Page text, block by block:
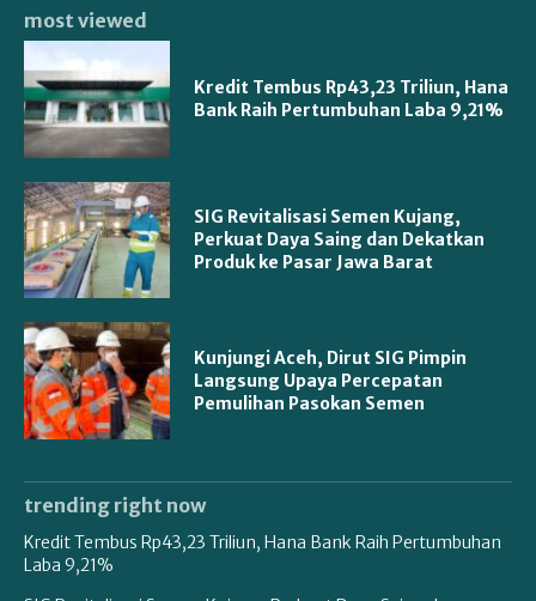
most viewed
Kredit Tembus Rp43,23 Triliun, Hana
Bank Raih Pertumbuhan Laba 9,21%
SIG Revitalisasi Semen Kujang,
Perkuat Daya Saing dan Dekatkan
Produk ke Pasar Jawa Barat
Kunjungi Aceh, Dirut SIG Pimpin
Langsung Upaya Percepatan
Pemulihan Pasokan Semen
trending right now
Kredit Tembus Rp43,23 Triliun, Hana Bank Raih Pertumbuhan
Laba 9,21%